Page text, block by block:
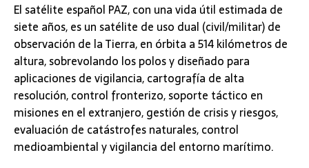
El satélite español PAZ, con una vida útil estimada de
siete años, es un satélite de uso dual (civil/militar) de
observación de la Tierra, en órbita a 514 kilómetros de
altura, sobrevolando los polos y diseñado para
aplicaciones de vigilancia, cartografía de alta
resolución, control fronterizo, soporte táctico en
misiones en el extranjero, gestión de crisis y riesgos,
evaluación de catástrofes naturales, control
medioambiental y vigilancia del entorno marítimo.